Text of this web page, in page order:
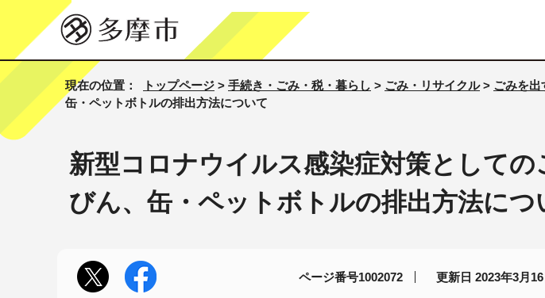
現在の位置： トップページ > 手続き・ごみ・税・暮らし > ごみ・リサイクル> ごみを出
缶・ペットボトルの排出方法について
新型コロナウイルス感染症対策としての
びん、缶・ペットボトルの排出方法につ
ページ番号1002072 更新日 2023年3月16